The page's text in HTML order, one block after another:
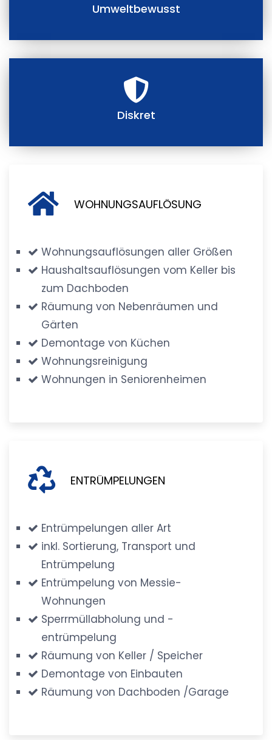
Umweltbewusst
Diskret
WOHNUNGSAUFLÖSUNG
Wohnungsauflösungen aller Größen
Haushaltsauflösungen vom Keller bis
zum Dachboden
Räumung von Nebenräumen und
Gärten
Demontage von Küchen
Wohnungsreinigung
Wohnungen in Seniorenheimen
ENTRÜMPELUNGEN
Entrümpelungen aller Art
inkl. Sortierung, Transport und
Entrümpelung
Entrümpelung von Messie-
Wohnungen
Sperrmüllabholung und -
entrümpelung
Räumung von Keller / Speicher
Demontage von Einbauten
Räumung von Dachboden /Garage